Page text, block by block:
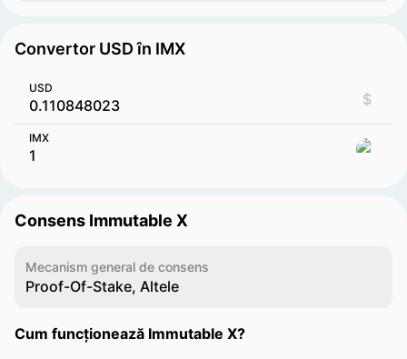
Convertor USD în IMX
USD
$
IMX
Consens Immutable X
Mecanism general de consens
Proof-Of-Stake, Altele
Cum funcționează Immutable X?